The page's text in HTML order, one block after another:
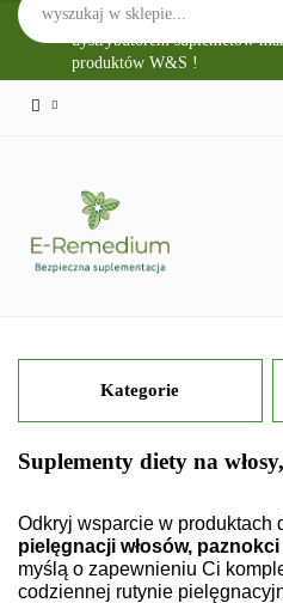
Sklep Internetowy E-
dystrybutorem suplemetów
produktów W&S !
Kategorie
Suplementy diety na
Odkryj wsparcie w produktach
pielęgnacji włosów,
myślą o zapewnieniu Ci
codziennej rutynie